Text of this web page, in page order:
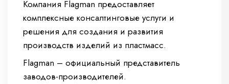
Компания Flagman предоставляет
комплексные консалтинговые услуги и
решения для создания и развития
производств изделий из пластмасс.
Flagman – официальный представитель
заводов-производителей.